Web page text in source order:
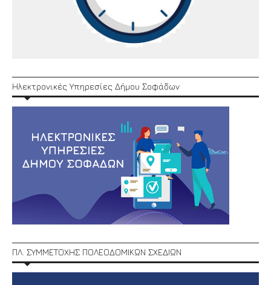
Ηλεκτρονικές Υπηρεσίες Δήμου Σοφάδων
ΠΛ. ΣΥΜΜΕΤΟΧΗΣ ΠΟΛΕΟΔΟΜΙΚΩΝ ΣΧΕΔΙΩΝ